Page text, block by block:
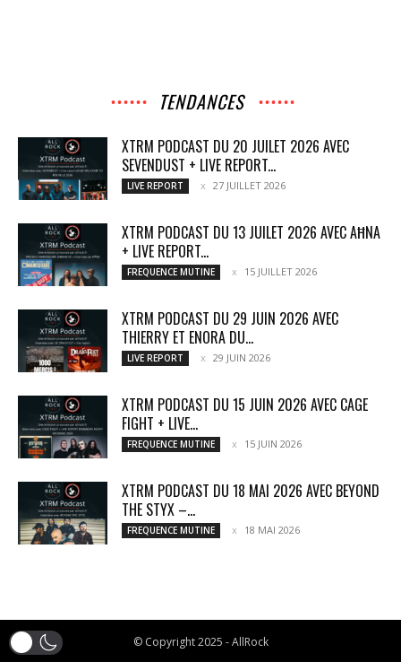
TENDANCES
XTRM PODCAST DU 20 JUILET 2026 AVEC
SEVENDUST + LIVE REPORT...
LIVE REPORT 27 JUILLET 2026
XTRM PODCAST DU 13 JUILET 2026 AVEC AĦNA
+ LIVE REPORT...
FREQUENCE MUTINE 15 JUILLET 2026
XTRM PODCAST DU 29 JUIN 2026 AVEC
THIERRY ET ENORA DU...
LIVE REPORT 29 JUIN 2026
XTRM PODCAST DU 15 JUIN 2026 AVEC CAGE
FIGHT + LIVE...
FREQUENCE MUTINE 15 JUIN 2026
XTRM PODCAST DU 18 MAI 2026 AVEC BEYOND
THE STYX –...
FREQUENCE MUTINE 18 MAI 2026
© Copyright 2025 - AllRock